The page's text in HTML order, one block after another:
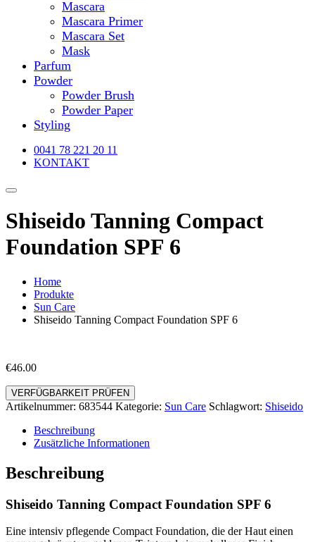
Mascara
Mascara Primer
Mascara Set
Mask
Parfum
Powder
Powder Brush
Powder Paper
Styling
0041 78 221 20 11
KONTAKT
Shiseido Tanning Compact
Foundation SPF 6
Home
Produkte
Sun Care
Shiseido Tanning Compact Foundation SPF 6
€46.00
VERFÜGBARKEIT PRÜFEN
Artikelnummer: 683544 Kategorie: Sun Care Schlagwort: Shiseido
Beschreibung
Zusätzliche Informationen
Beschreibung
Shiseido Tanning Compact Foundation SPF 6
Eine intensiv pflegende Compact Foundation, die der Haut einen